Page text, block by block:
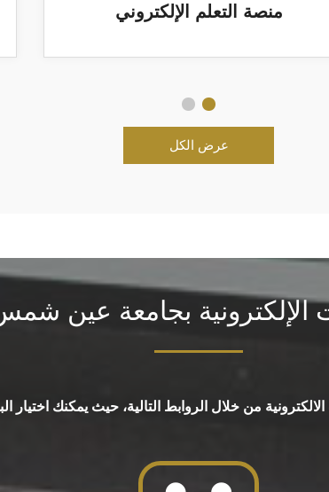
منصة التعلم الإلكتروني
عرض الكل
الإلكترونية بجامعة عين
من خلال الروابط التالية، حيث يمكنك اختيار